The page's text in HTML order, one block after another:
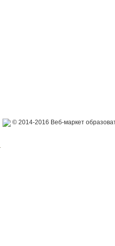
© 2014-2016 Веб-маркет